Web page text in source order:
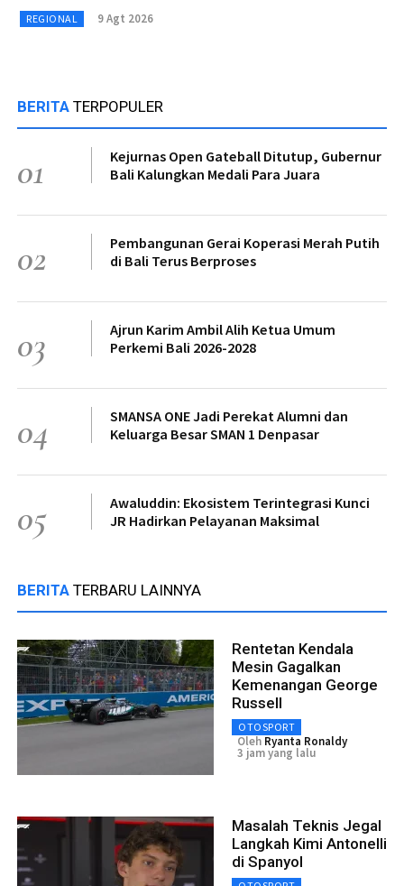
REGIONAL 9 Agt 2026
BERITA TERPOPULER
01
Kejurnas Open Gateball Ditutup, Gubernur
Bali Kalungkan Medali Para Juara
02
Pembangunan Gerai Koperasi Merah Putih
di Bali Terus Berproses
03
Ajrun Karim Ambil Alih Ketua Umum
Perkemi Bali 2026-2028
04
SMANSA ONE Jadi Perekat Alumni dan
Keluarga Besar SMAN 1 Denpasar
05
Awaluddin: Ekosistem Terintegrasi Kunci
JR Hadirkan Pelayanan Maksimal
BERITA TERBARU LAINNYA
Rentetan Kendala
Mesin Gagalkan
Kemenangan George
Russell
OTOSPORT
Oleh Ryanta Ronaldy
3 jam yang lalu
Masalah Teknis Jegal
Langkah Kimi Antonelli
di Spanyol